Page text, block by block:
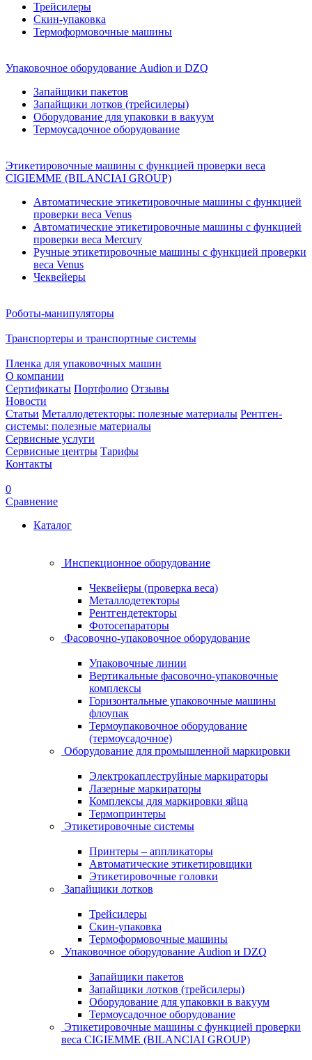
Трейсилеры
Скин-упаковка
Термоформовочные машины
Упаковочное оборудование Audion и DZQ
Запайщики пакетов
Запайщики лотков (трейсилеры)
Оборудование для упаковки в вакуум
Термоусадочное оборудование
Этикетировочные машины с функцией проверки веса
CIGIEMME (BILANCIAI GROUP)
Автоматические этикетировочные машины с функцией
проверки веса Venus
Автоматические этикетировочные машины с функцией
проверки веса Mercury
Ручные этикетировочные машины с функцией проверки
веса Venus
Чеквейеры
Роботы-манипуляторы
Транспортеры и транспортные системы
Пленка для упаковочных машин
О компании
Сертификаты Портфолио Отзывы
Новости
Статьи Металлодетекторы: полезные материалы Рентген-
системы: полезные материалы
Сервисные услуги
Сервисные центры Тарифы
Контакты
0
Сравнение
Каталог
Инспекционное оборудование
Чеквейеры (проверка веса)
Металлодетекторы
Рентгендетекторы
Фотосепараторы
Фасовочно-упаковочное оборудование
Упаковочные линии
Вертикальные фасовочно-упаковочные
комплексы
Горизонтальные упаковочные машины
флоупак
Термоупаковочное оборудование
(термоусадочное)
Оборудование для промышленной маркировки
Электрокаплеструйные маркираторы
Лазерные маркираторы
Комплексы для маркировки яйца
Термопринтеры
Этикетировочные системы
Принтеры – аппликаторы
Автоматические этикетировщики
Этикетировочные головки
Запайщики лотков
Трейсилеры
Скин-упаковка
Термоформовочные машины
Упаковочное оборудование Audion и DZQ
Запайщики пакетов
Запайщики лотков (трейсилеры)
Оборудование для упаковки в вакуум
Термоусадочное оборудование
Этикетировочные машины с функцией проверки
веса CIGIEMME (BILANCIAI GROUP)